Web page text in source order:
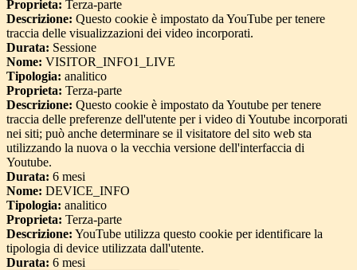
Proprieta: Terza-parte
Descrizione: Questo cookie è impostato da YouTube per tenere
traccia delle visualizzazioni dei video incorporati.
Durata: Sessione
Nome: VISITOR_INFO1_LIVE
Tipologia: analitico
Proprieta: Terza-parte
Descrizione: Questo cookie è impostato da Youtube per tenere
traccia delle preferenze dell'utente per i video di Youtube incorporati
nei siti; può anche determinare se il visitatore del sito web sta
utilizzando la nuova o la vecchia versione dell'interfaccia di
Youtube.
Durata: 6 mesi
Nome: DEVICE_INFO
Tipologia: analitico
Proprieta: Terza-parte
Descrizione: YouTube utilizza questo cookie per identificare la
tipologia di device utilizzata dall'utente.
Durata: 6 mesi